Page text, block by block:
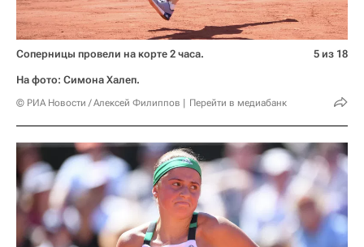
Соперницы провели на корте 2 часа.
На фото: Симона Халеп.
© РИА Новости / Алексей Филиппов Перейти в медиабанк
5 из 18